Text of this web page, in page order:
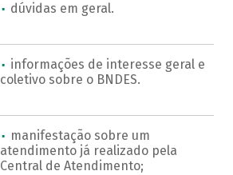
dúvidas em geral.
informações de interesse geral e
coletivo sobre o BNDES.
manifestação sobre um
atendimento já realizado pela
Central de Atendimento;